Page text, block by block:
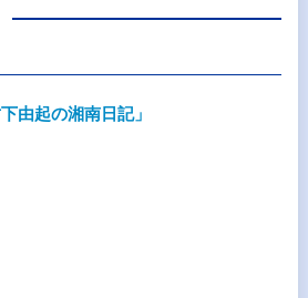
由起の湘南日記」